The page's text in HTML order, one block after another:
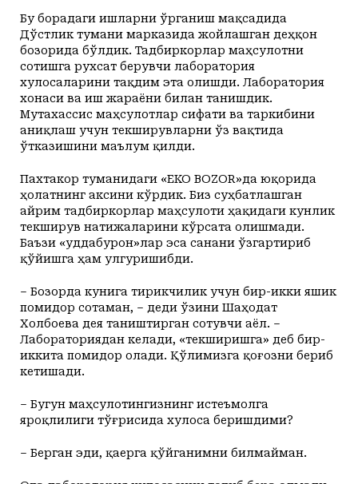
Бу борадаги ишларни ўрганиш мақсадида
Дўстлик тумани марказида жойлашган деҳқон
бозорида бўлдик. Тадбиркорлар маҳсулотни
сотишга рухсат берувчи лаборатория
хулосаларини тақдим эта олишди. Лаборатория
хонаси ва иш жараёни билан танишдик.
Мутахассис маҳсулотлар сифати ва таркибини
аниқлаш учун текширувларни ўз вақтида
ўтказишини маълум қилди.
Пахтакор туманидаги «EKO BOZOR»да юқорида
ҳолатнинг аксини кўрдик. Биз суҳбатлашган
айрим тадбиркорлар маҳсулоти ҳақидаги кунлик
текширув натижаларини кўрсата олишмади.
Баъзи «уддабурон»лар эса санани ўзгартириб
қўйишга ҳам улгуришибди.
– Бозорда кунига тирикчилик учун бир-икки яшик
помидор сотаман, – деди ўзини Шаҳодат
Холбоева дея таништирган сотувчи аёл. –
Лабораториядан келади, «текширишга» деб бир-
иккита помидор олади. Қўлимизга қоғозни бериб
кетишади.
– Бугун маҳсулотингизнинг истеъмолга
яроқлилиги тўғрисида хулоса беришдими?
– Берган эди, қаерга қўйганимни билмайман.